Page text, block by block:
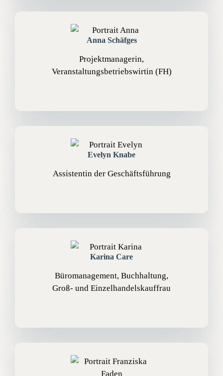
Anna Schäfges
Projektmanagerin,
Veranstaltungsbetriebswirtin (FH)
Evelyn Knabe
Assistentin der Geschäftsführung
Karina Care
Büromanagement, Buchhaltung,
Groß- und Einzelhandelskauffrau